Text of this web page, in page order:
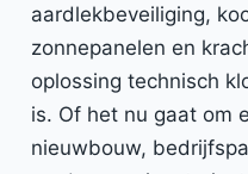
aardlekbeveiliging,
zonnepanelen en
oplossing technisch
is. Of het nu gaat om
nieuwbouw,